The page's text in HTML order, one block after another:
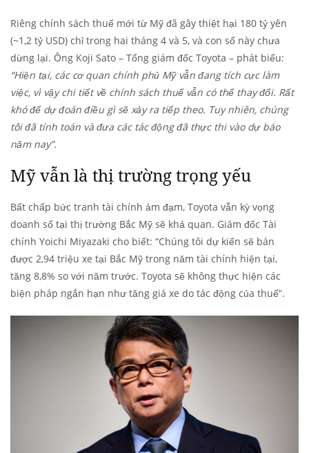
Riêng chính sách thuế mới từ Mỹ đã gây thiệt hại 180 tỷ yên
(~1,2 tỷ USD) chỉ trong hai tháng 4 và 5, và con số này chưa
dừng lại. Ông Koji Sato – Tổng giám đốc Toyota – phát biểu:
“Hiện tại, các cơ quan chính phủ Mỹ vẫn đang tích cực làm
việc, vì vậy chi tiết về chính sách thuế vẫn có thể thay đổi. Rất
khó để dự đoán điều gì sẽ xảy ra tiếp theo. Tuy nhiên, chúng
tôi đã tính toán và đưa các tác động đã thực thi vào dự báo
năm nay”.
Mỹ vẫn là thị trường trọng yếu
Bất chấp bức tranh tài chính ảm đạm, Toyota vẫn kỳ vọng
doanh số tại thị trường Bắc Mỹ sẽ khả quan. Giám đốc Tài
chính Yoichi Miyazaki cho biết: “Chúng tôi dự kiến sẽ bán
được 2,94 triệu xe tại Bắc Mỹ trong năm tài chính hiện tại,
tăng 8,8% so với năm trước. Toyota sẽ không thực hiện các
biện pháp ngắn hạn như tăng giá xe do tác động của thuế”.